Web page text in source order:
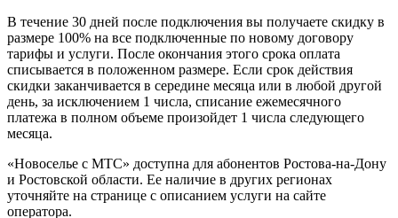
В течение 30 дней после подключения вы получаете скидку в
размере 100% на все подключенные по новому договору
тарифы и услуги. После окончания этого срока оплата
списывается в положенном размере. Если срок действия
скидки заканчивается в середине месяца или в любой другой
день, за исключением 1 числа, списание ежемесячного
платежа в полном объеме произойдет 1 числа следующего
месяца.
«Новоселье с МТС» доступна для абонентов Ростова-на-Дону
и Ростовской области. Ее наличие в других регионах
уточняйте на странице с описанием услуги на сайте
оператора.